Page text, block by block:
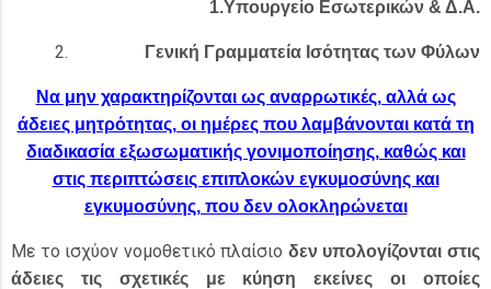
1.Υπουργείο Εσωτερικών & Δ.Α.
Γενική Γραμματεία Ισότητας των Φύλων
Να μην χαρακτηρίζονται ως αναρρωτικές, αλλά ως
άδειες μητρότητας, οι ημέρες που λαμβάνονται κατά τη
διαδικασία εξωσωματικής γονιμοποίησης, καθώς και
στις περιπτώσεις επιπλοκών εγκυμοσύνης και
εγκυμοσύνης, που δεν ολοκληρώνεται
Με το ισχύον νομοθετικό πλαίσιο δεν υπολογίζονται στις
άδειες τις σχετικές με κύηση εκείνες οι οποίες